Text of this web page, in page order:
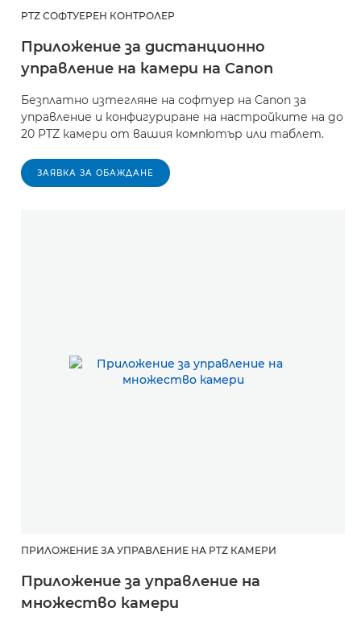
PTZ СОФТУЕРЕН КОНТРОЛЕР
Приложение за дистанционно
управление на камери на Canon
Безплатно изтегляне на софтуер на Canon за
управление и конфигуриране на настройките на до
20 PTZ камери от вашия компютър или таблет.
ЗАЯВКА ЗА ОБАЖДАНЕ
ПРИЛОЖЕНИЕ ЗА УПРАВЛЕНИЕ НА PTZ КАМЕРИ
Приложение за управление на
множество камери